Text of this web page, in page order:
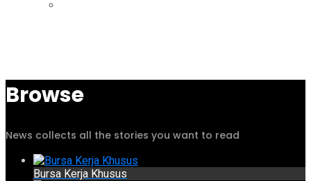
Browse
News collects all the stories you want to read
Bursa Kerja Khusus